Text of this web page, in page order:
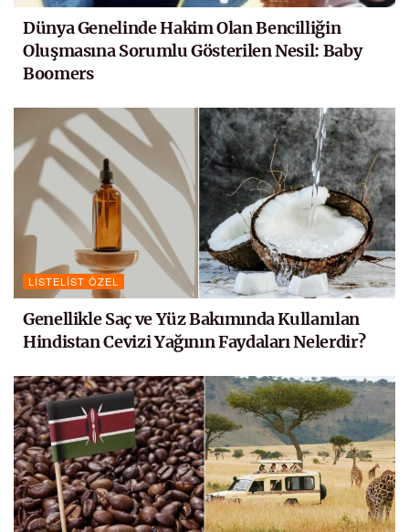
Dünya Genelinde Hakim Olan Bencilliğin
Oluşmasına Sorumlu Gösterilen Nesil: Baby
Boomers
LISTELIST ÖZEL
Genellikle Saç ve Yüz Bakımında Kullanılan
Hindistan Cevizi Yağının Faydaları Nelerdir?